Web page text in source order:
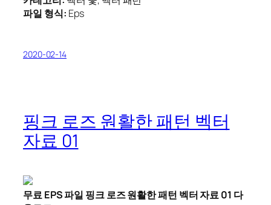
파일 형식: Eps
2020-02-14
핑크 로즈 원활한 패턴 벡터
자료 01
무료 EPS 파일 핑크 로즈 원활한 패턴 벡터 자료 01 다